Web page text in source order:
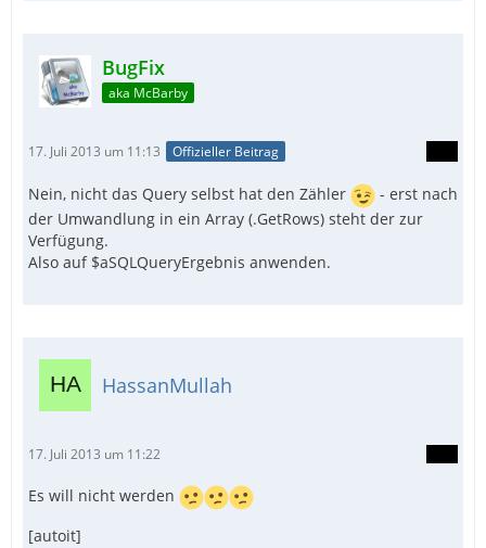
BugFix
aka McBarby
17. Juli 2013 um 11:13 Offizieller Beitrag
Nein, nicht das Query selbst hat den Zähler
- erst nach
der Umwandlung in ein Array (.GetRows) steht der zur
Verfügung.
Also auf $aSQLQueryErgebnis anwenden.
HassanMullah
17. Juli 2013 um 11:22
Es will nicht werden
[autoit]